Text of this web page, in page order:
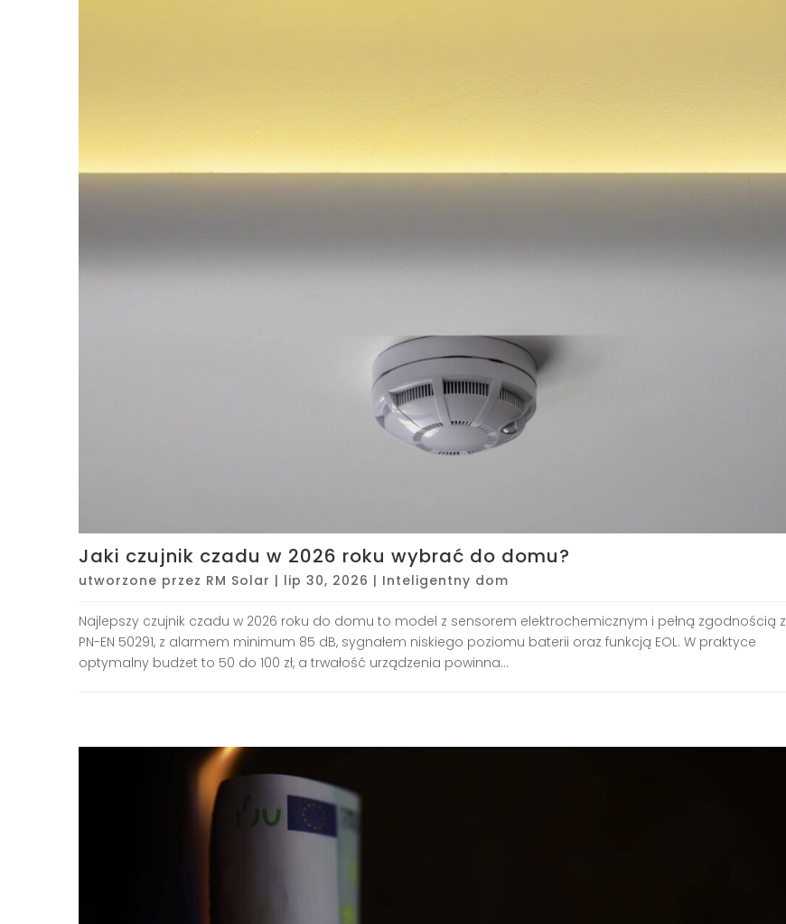
Jaki czujnik czadu w 2026 roku wybrać do domu?
utworzone przez RM Solar | lip 30, 2026 | Inteligentny dom
Najlepszy czujnik czadu w 2026 roku do domu to model z sensorem elektrochemicznym i pełną zgodnością z
PN-EN 50291, z alarmem minimum 85 dB, sygnałem niskiego poziomu baterii oraz funkcją EOL. W praktyce
optymalny budżet to 50 do 100 zł, a trwałość urządzenia powinna...